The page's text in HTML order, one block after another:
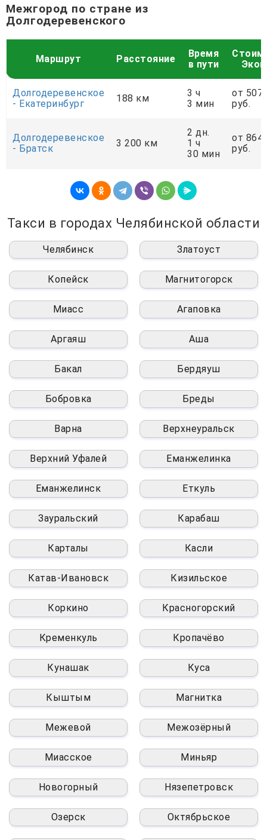
Межгород по стране из
Долгодеревенского
Маршрут Расстояние
Время
в пути
Долгодеревенское
- Екатеринбург
188 км
3 ч
3 мин
от
руб.
Долгодеревенское
- Братск
3 200 км
2 дн.
1 ч
30 мин
от
руб.
Такси в городах Челябинской области
Челябинск Златоуст
Копейск Магнитогорск
Миасс Агаповка
Аргаяш Аша
Бакал Бердяуш
Бобровка Бреды
Варна Верхнеуральск
Верхний Уфалей Еманжелинка
Еманжелинск Еткуль
Зауральский Карабаш
Карталы Касли
Катав-Ивановск Кизильское
Коркино Красногорский
Кременкуль Кропачёво
Кунашак Куса
Кыштым Магнитка
Межевой Межозёрный
Миасское Миньяр
Новогорный Нязепетровск
Озерск Октябрьское